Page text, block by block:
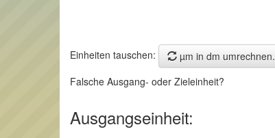
Einheiten tauschen:
µm in dm umrechnen.
Falsche Ausgang- oder Zieleinheit?
Ausgangseinheit: